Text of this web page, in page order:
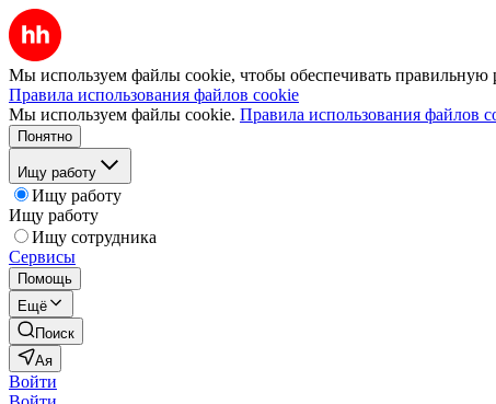
Мы используем файлы cookie, чтобы обеспечивать правильную
Правила использования файлов cookie
Мы используем файлы cookie. Правила использования файлов
Понятно
Ищу работу
Ищу работу
Ищу работу
Ищу сотрудника
Сервисы
Помощь
Ещё
Поиск
Ая
Войти